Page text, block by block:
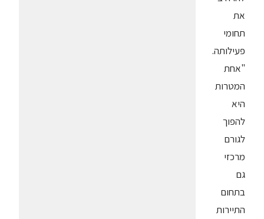
את
תחומי
פעילותה.
"אחת
המטרות
היא
להפוך
לגורם
מרכזי
גם
בתחום
התיירות